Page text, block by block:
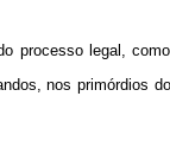
processo legal,
nos primórdios